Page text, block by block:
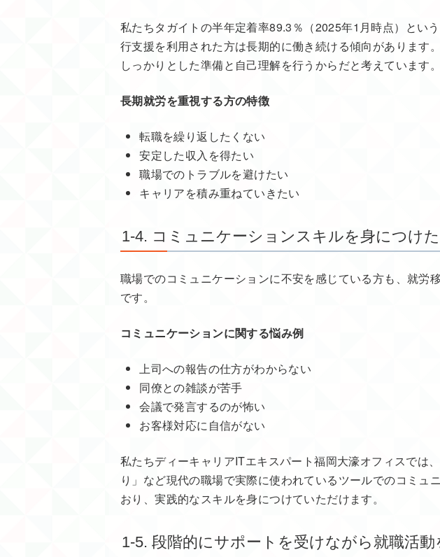
私たちタガイトの半年定着率89.3％（2025年1月時点）とい
行支援を利用された方は長期的に働き続ける傾向があります
しっかりとした準備と自己理解を行うからだと考えています。
長期就労を重視する方の特徴
転職を繰り返したくない
安定した収入を得たい
職場でのトラブルを避けたい
キャリアを積み重ねていきたい
1-4. コミュニケーションスキルを身につけ
職場でのコミュニケーションに不安を感じている方も、就労
です。
コミュニケーションに関する悩み例
上司への報告の仕方がわからない
同僚との雑談が苦手
会議で発言するのが怖い
お客様対応に自信がない
私たちディーキャリアITエキスパート福岡大濠オフィスでは
り」など現代の職場で実際に使われているツールでのコミュ
おり、実践的なスキルを身につけていただけます。
1-5. 段階的にサポートを受けながら就職活動